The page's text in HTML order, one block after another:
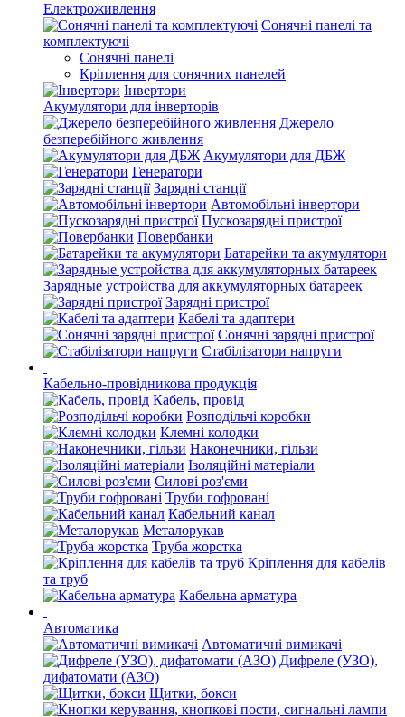
Електроживлення
Сонячні панелі та
комплектуючі
Сонячні панелі
Кріплення для сонячних панелей
Інвертори
Акумулятори для інверторів
Джерело
безперебійного живлення
Акумулятори для ДБЖ
Генератори
Зарядні станції
Автомобільні інвертори
Пускозарядні пристрої
Повербанки
Батарейки та акумулятори
Зарядные устройства для аккумуляторных батареек
Зарядні пристрої
Кабелі та адаптери
Сонячні зарядні пристрої
Стабілізатори напруги
Кабельно-провідникова продукція
Кабель, провід
Розподільчі коробки
Клемні колодки
Наконечники, гільзи
Ізоляційні матеріали
Силові роз'єми
Труби гофровані
Кабельний канал
Металорукав
Труба жорстка
Кріплення для кабелів
та труб
Кабельна арматура
Автоматика
Автоматичні вимикачі
Дифреле (УЗО),
дифатомати (АЗО)
Щитки, бокси